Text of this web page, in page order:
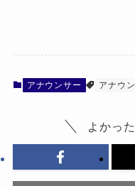
アナウンサー アナウ
よかっ